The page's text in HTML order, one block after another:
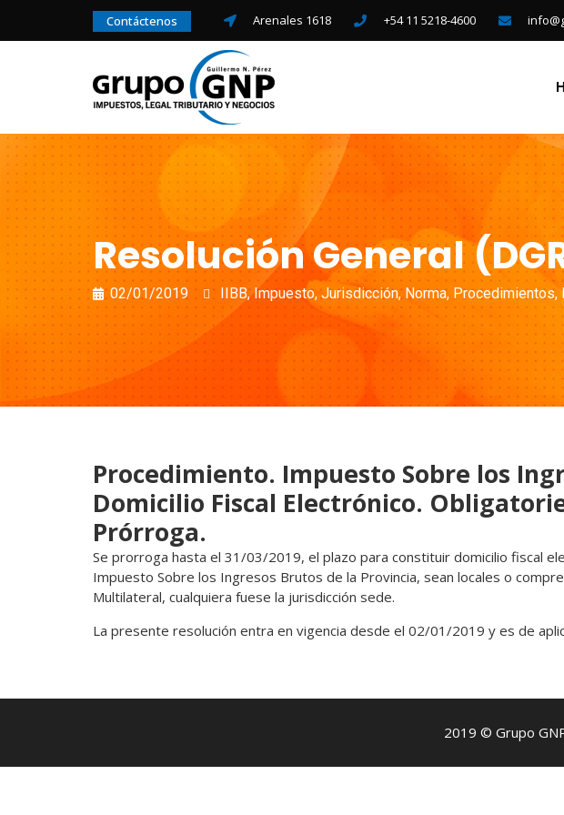
Contáctenos Arenales 1618 +54 11 5218-4600
Resolución General
02/01/2019 IIBB,Impuesto,Jurisdicción, Norma, Procedimientos,
Procedimiento. Impuesto Sobre los
Domicilio Fiscal Electrónico.
Prórroga.
Se prorroga hasta el 31/03/2019, el plazo para constituir domicilio fiscal
Impuesto Sobre los Ingresos Brutos de la Provincia, sean locales o
Multilateral, cualquiera fuese la jurisdicción sede.
La presente resolución entra en vigencia desde el 02/01/2019 y es de
2019 © Grupo